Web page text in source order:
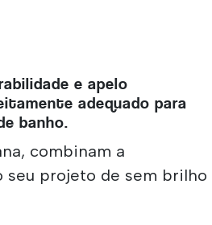
e apelo
adequado para
banho.
combinam a
projeto de sem brilho